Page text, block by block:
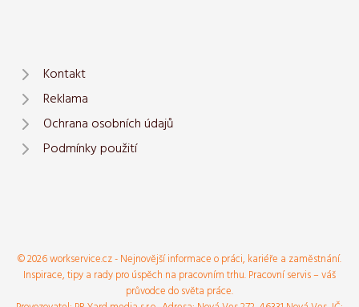
Kontakt
Reklama
Ochrana osobních údajů
Podmínky použití
© 2026 workservice.cz - Nejnovější informace o práci, kariéře a zaměstnání.
Inspirace, tipy a rady pro úspěch na pracovním trhu. Pracovní servis – váš
průvodce do světa práce.